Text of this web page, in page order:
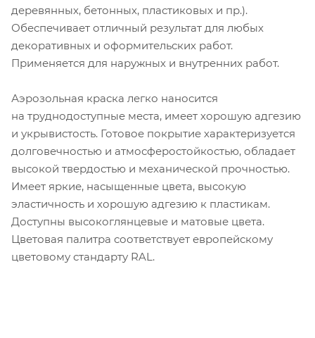
деревянных, бетонных, пластиковых и пр.).
Обеспечивает отличный результат для любых
декоративных и оформительских работ.
Применяется для наружных и внутренних работ.
Аэрозольная краска легко наносится
на труднодоступные места, имеет хорошую адгезию
и укрывистость. Готовое покрытие характеризуется
долговечностью и атмосферостойкостью, обладает
высокой твердостью и механической прочностью.
Имеет яркие, насыщенные цвета, высокую
эластичность и хорошую адгезию к пластикам.
Доступны высокоглянцевые и матовые цвета.
Цветовая палитра соответствует европейскому
цветовому стандарту RAL.